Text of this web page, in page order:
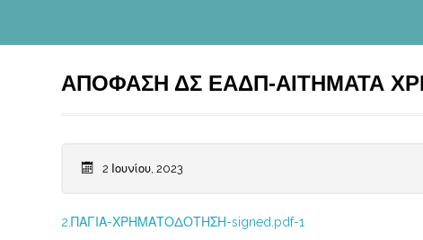
ΑΠΟΦΑΣΗ ΔΣ ΕΑΔΠ-ΑΙΤΗΜΑΤΑ
2 Ιουνίου, 2023
2.ΠΑΓΙΑ-ΧΡΗΜΑΤΟΔΟΤΗΣΗ-signed.pdf-1